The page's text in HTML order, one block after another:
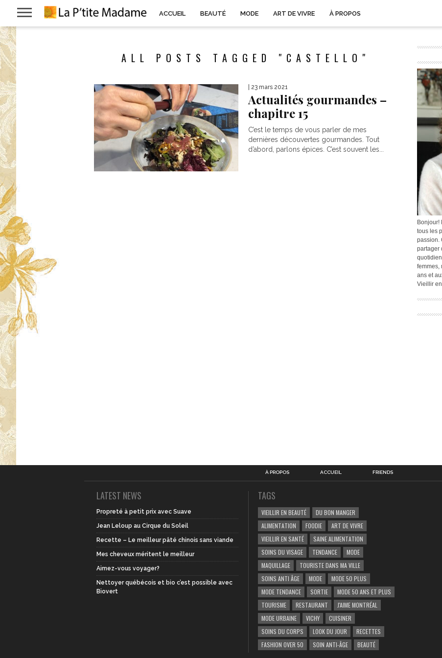
ACCUEIL BEAUTÉ MODE ART DE VIVRE À PROPOS
ALL POSTS TAGGED "CASTELLO"
| 23 mars 2021
Actualités gourmandes –
chapitre 15
C’est le temps de vous parler de mes
dernières découvertes gourmandes. Tout
d’abord, parlons épices. C’est souvent les...
Bonjour!
tous les
passion.
partager
femmes,
ans et
Vieillir
À PROPOS ACCUEIL FRIENDS
LATEST NEWS
Propreté à petit prix avec Suave
Jean Leloup au Cirque du Soleil
Recette – Le meilleur pâté chinois sans viande
Mes cheveux méritent le meilleur
Aimez-vous voyager?
Nettoyer québécois et bio c’est possible avec
Biovert
TAGS
VIEILLIR EN BEAUTÉ
DU BON MANGER
ALIMENTATION
FOODIE
ART DE VIVRE
VIEILLIR EN SANTÉ
SAINE ALIMENTATION
SOINS DU VISAGE
TENDANCE
MODE
MAQUILLAGE
TOURISTE DANS MA VILLE
SOINS ANTI ÂGE
MODE
MODE 50 PLUS
MODE TENDANCE
SORTIE
MODE 50 ANS ET PLUS
TOURISME
RESTAURANT
J'AIME MONTRÉAL
MODE URBAINE
VICHY
CUISINER
SOINS DU CORPS
LOOK DU JOUR
RECETTES
FASHION OVER 50
SOIN ANTI-ÂGE BEAUTÉ